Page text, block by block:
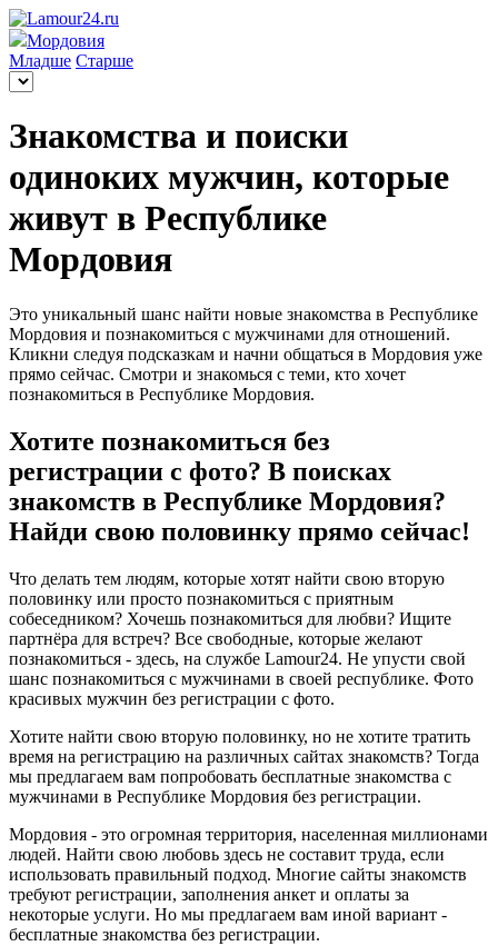
Мордовия
Младше Старше
Знакомства и поиски
одиноких мужчин, которые
живут в Республике
Мордовия
Это уникальный шанс найти новые знакомства в Республике
Мордовия и познакомиться с мужчинами для отношений.
Кликни следуя подсказкам и начни общаться в Мордовия уже
прямо сейчас. Смотри и знакомься с теми, кто хочет
познакомиться в Республике Мордовия.
Хотите познакомиться без
регистрации с фото? В поисках
знакомств в Республике Мордовия?
Найди свою половинку прямо сейчас!
Что делать тем людям, которые хотят найти свою вторую
половинку или просто познакомиться с приятным
собеседником? Хочешь познакомиться для любви? Ищите
партнёра для встреч? Все свободные, которые желают
познакомиться - здесь, на службе Lamour24. Не упусти свой
шанс познакомиться с мужчинами в своей республике. Фото
красивых мужчин без регистрации с фото.
Хотите найти свою вторую половинку, но не хотите тратить
время на регистрацию на различных сайтах знакомств? Тогда
мы предлагаем вам попробовать бесплатные знакомства с
мужчинами в Республике Мордовия без регистрации.
Мордовия - это огромная территория, населенная миллионами
людей. Найти свою любовь здесь не составит труда, если
использовать правильный подход. Многие сайты знакомств
требуют регистрации, заполнения анкет и оплаты за
некоторые услуги. Но мы предлагаем вам иной вариант -
бесплатные знакомства без регистрации.